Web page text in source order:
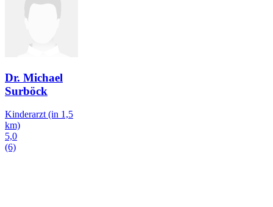
Dr. Michael
Surböck
Kinderarzt (in 1,5
km)
5,0
(6)